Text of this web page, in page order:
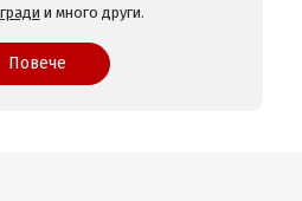
и много други.
Повече